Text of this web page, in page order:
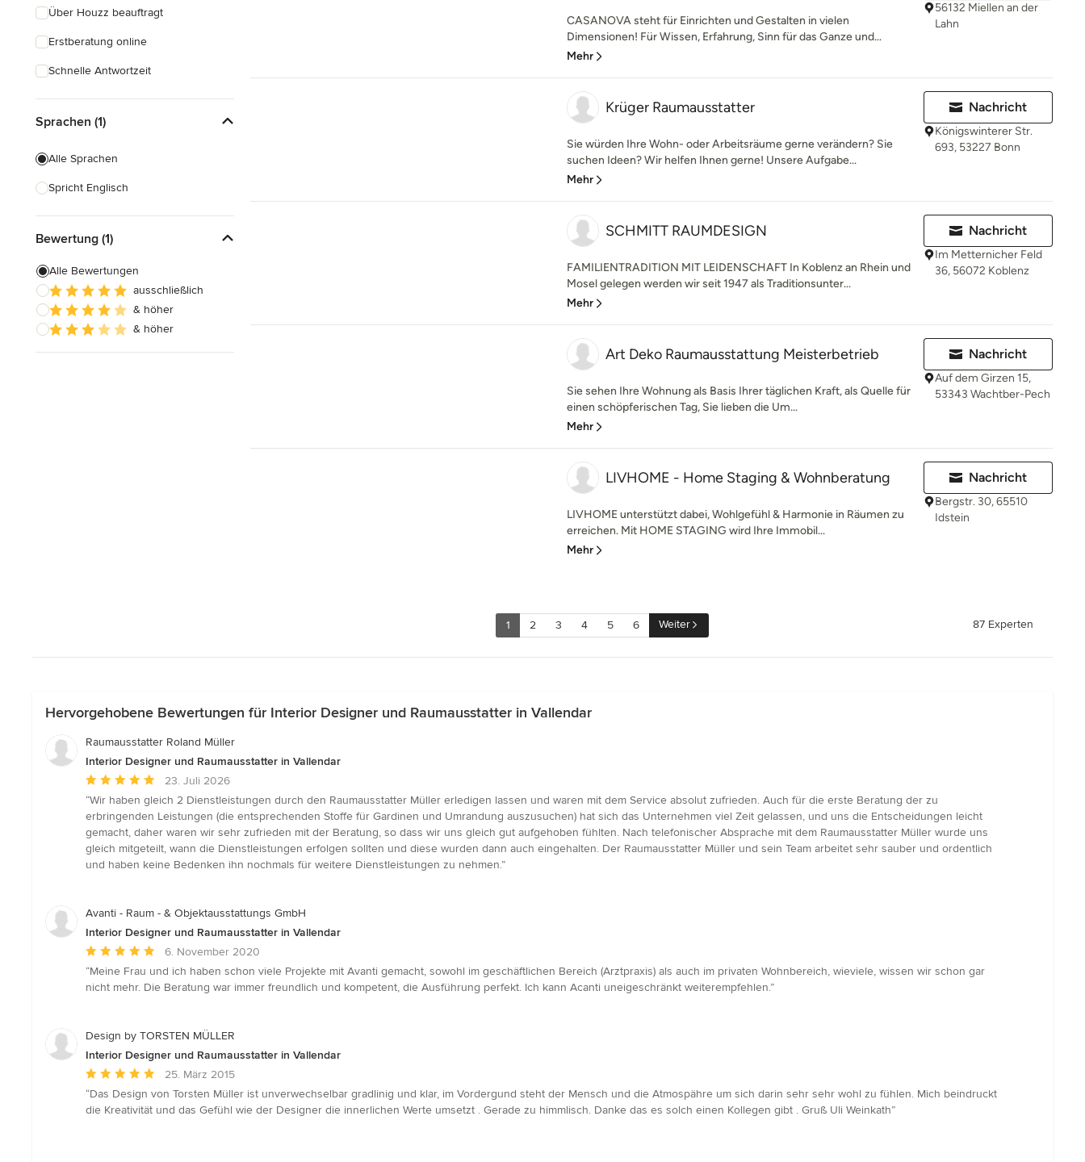
Über Houzz beauftragt
Erstberatung online
Schnelle Antwortzeit
Sprachen (1)
Alle Sprachen
Spricht Englisch
Bewertung (1)
Alle Bewertungen
ausschließlich
& höher
& höher
CASANOVA steht für Einrichten und Gestalten in vielen
Dimensionen! Für Wissen, Erfahrung, Sinn für das Ganze und...
Mehr
56132 Miellen an der
Lahn
Krüger Raumausstatter
Sie würden Ihre Wohn- oder Arbeitsräume gerne verändern? Sie
suchen Ideen? Wir helfen Ihnen gerne! Unsere Aufgabe...
Mehr
Nachricht
Königswinterer Str.
693, 53227 Bonn
SCHMITT RAUMDESIGN
FAMILIENTRADITION MIT LEIDENSCHAFT In Koblenz an Rhein und
Mosel gelegen werden wir seit 1947 als Traditionsunter...
Mehr
Nachricht
Im Metternicher Feld
36, 56072 Koblenz
Art Deko Raumausstattung Meisterbetrieb
Sie sehen Ihre Wohnung als Basis Ihrer täglichen Kraft, als Quelle für
einen schöpferischen Tag, Sie lieben die Um...
Mehr
Nachricht
Auf dem Girzen 15,
53343 Wachtber-Pech
LIVHOME - Home Staging & Wohnberatung
LIVHOME unterstützt dabei, Wohlgefühl & Harmonie in Räumen zu
erreichen. Mit HOME STAGING wird Ihre Immobil...
Mehr
Nachricht
Bergstr. 30, 65510
Idstein
1 2 3 4 5 6 Weiter 87 Experten
Hervorgehobene Bewertungen für Interior Designer und Raumausstatter in Vallendar
Raumausstatter Roland Müller
Interior Designer und Raumausstatter in Vallendar
Durchschnittliche
Bewertung:
5
von
5
Sternen
23. Juli 2026
“Wir haben gleich 2 Dienstleistungen durch den Raumausstatter Müller erledigen lassen und waren mit dem Service absolut zufrieden. Auch für die erste Beratung der zu
erbringenden Leistungen (die entsprechenden Stoffe für Gardinen und Umrandung auszusuchen) hat sich das Unternehmen viel Zeit gelassen, und uns die Entscheidungen leicht
gemacht, daher waren wir sehr zufrieden mit der Beratung, so dass wir uns gleich gut aufgehoben fühlten. Nach telefonischer Absprache mit dem Raumausstatter Müller wurde uns
gleich mitgeteilt, wann die Dienstleistungen erfolgen sollten und diese wurden dann auch eingehalten. Der Raumausstatter Müller und sein Team arbeitet sehr sauber und ordentlich
und haben keine Bedenken ihn nochmals für weitere Dienstleistungen zu nehmen.”
Avanti - Raum - & Objektausstattungs GmbH
Interior Designer und Raumausstatter in Vallendar
Durchschnittliche
Bewertung:
5
Sternen
6. November 2020
“Meine Frau und ich haben schon viele Projekte mit Avanti gemacht, sowohl im geschäftlichen Bereich (Arztpraxis) als auch im privaten Wohnbereich, wieviele, wissen wir schon gar
nicht mehr. Die Beratung war immer freundlich und kompetent, die Ausführung perfekt. Ich kann Acanti uneigeschränkt weiterempfehlen.”
Design by TORSTEN MÜLLER
Interior Designer und Raumausstatter in Vallendar
Durchschnittliche
Bewertung:
5
25. März 2015
“Das Design von Torsten Müller ist unverwechselbar gradlinig und klar, im Vordergund steht der Mensch und die Atmospähre um sich darin sehr sehr wohl zu fühlen. Mich beindruckt
die Kreativität und das Gefühl wie der Designer die innerlichen Werte umsetzt . Gerade zu himmlisch. Danke das es solch einen Kollegen gibt . Gruß Uli Weinkath”